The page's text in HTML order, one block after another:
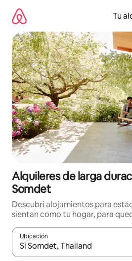
contenido
Tu
Alquileres de larga
Somdet
Descubrí alojamientos para
sientan como tu hogar, para
Ubicación
Cuando los resultados estén